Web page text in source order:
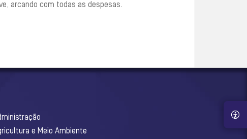
arcando com todas as despesas.
e Meio Ambiente